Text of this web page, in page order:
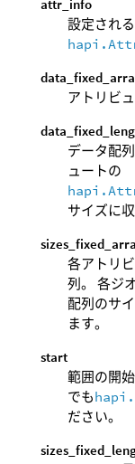
attr_info
設定され
アトリビ
データ配
ュートの
サイズに
各アトリ
列。 各ジ
配列のサ
ます。
start
範囲の開
でも
ださい。